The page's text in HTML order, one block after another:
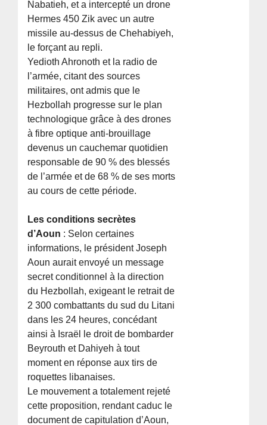
Nabatieh, et a intercepté un drone
Hermes 450 Zik avec un autre
missile au-dessus de Chehabiyeh,
le forçant au repli.
Yedioth Ahronoth et la radio de
l’armée, citant des sources
militaires, ont admis que le
Hezbollah progresse sur le plan
technologique grâce à des drones
à fibre optique anti-brouillage
devenus un cauchemar quotidien
responsable de 90 % des blessés
de l’armée et de 68 % de ses morts
au cours de cette période.
Les conditions secrètes
d’Aoun : Selon certaines
informations, le président Joseph
Aoun aurait envoyé un message
secret conditionnel à la direction
du Hezbollah, exigeant le retrait de
2 300 combattants du sud du Litani
dans les 24 heures, concédant
ainsi à Israël le droit de bombarder
Beyrouth et Dahiyeh à tout
moment en réponse aux tirs de
roquettes libanaises.
Le mouvement a totalement rejeté
cette proposition, rendant caduc le
document de capitulation d’Aoun,